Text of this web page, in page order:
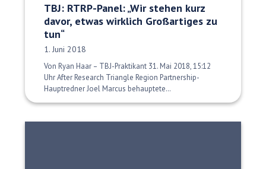
TBJ: RTRP-Panel: „Wir stehen kurz
davor, etwas wirklich Großartiges zu
tun“
Veröffentlichungsdatum:
1. Juni 2018
Von Ryan Haar – TBJ-Praktikant 31. Mai 2018, 15:12
Uhr After Research Triangle Region Partnership-
Hauptredner Joel Marcus behauptete…